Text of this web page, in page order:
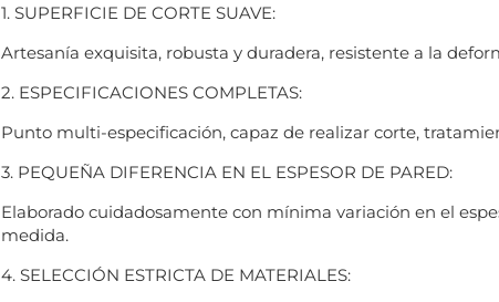
1. SUPERFICIE DE CORTE SUAVE:
Artesanía exquisita, robusta y duradera, resistente a la
2. ESPECIFICACIONES COMPLETAS:
Punto multi-especificación, capaz de realizar corte,
3. PEQUEÑA DIFERENCIA EN EL ESPESOR DE PARED:
Elaborado cuidadosamente con mínima variación en el
medida.
4. SELECCIÓN ESTRICTA DE MATERIALES: